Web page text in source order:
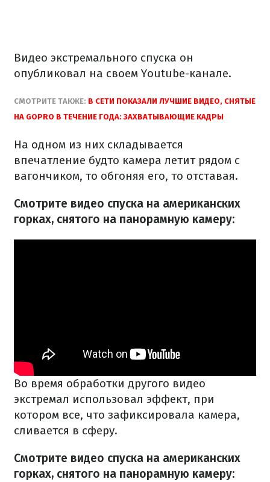
Видео экстремального спуска он
опубликовал на своем Youtube-канале.
СМОТРИТЕ ТАКЖЕ: В СЕТИ ПОКАЗАЛИ ЛУЧШИЕ ВИДЕО, СНЯТЫЕ
НА GOPRO В ТЕЧЕНИЕ ГОДА: ЗАХВАТЫВАЮЩИЕ КАДРЫ
На одном из них складывается
впечатление будто камера летит рядом с
вагончиком, то обгоняя его, то отставая.
Смотрите видео спуска на американских
горках, снятого на панорамную камеру:
Во время обработки другого видео
экстремал использовал эффект, при
котором все, что зафиксировала камера,
сливается в сферу.
Смотрите видео спуска на американских
горках, снятого на панорамную камеру: